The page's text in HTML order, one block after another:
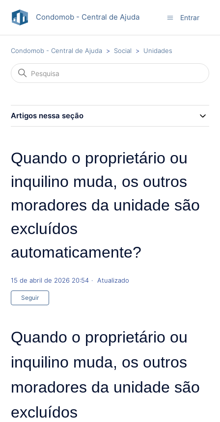
Condomob - Central de Ajuda Entrar
Condomob - Central de Ajuda Social Unidades
Artigos nessa seção
Quando o proprietário ou
inquilino muda, os outros
moradores da unidade são
excluídos
automaticamente?
15 de abril de 2026 20:54 Atualizado
Seguir
Quando o proprietário ou
inquilino muda, os outros
moradores da unidade são
excluídos